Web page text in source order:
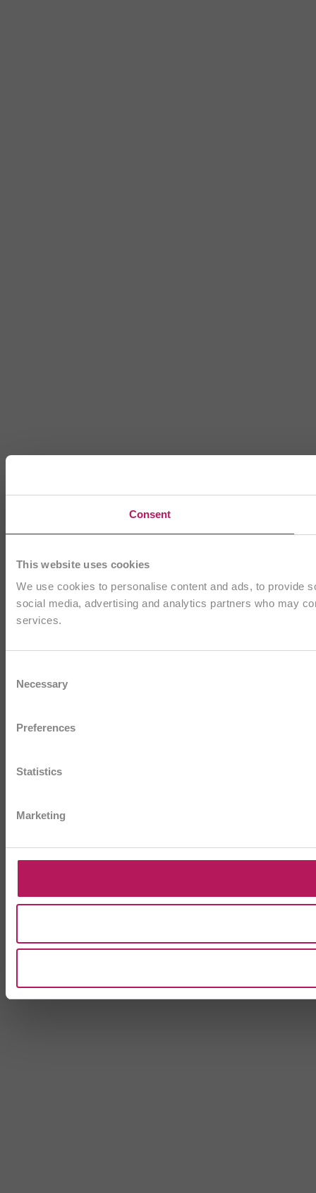
Consent
This website uses cookies
We use cookies to personalise content and ads, to provide
social media, advertising and analytics partners who may
services.
Selection
Necessary
Preferences
Statistics
Marketing